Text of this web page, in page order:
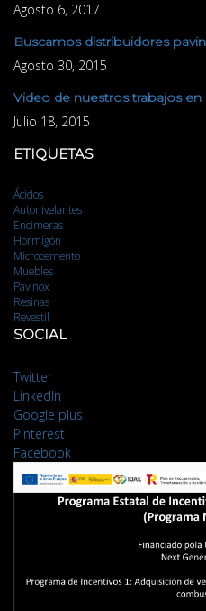
Agosto 6, 2017
Buscamos distribuidores
Agosto 30, 2015
Video de nuestros trabajos
Julio 18, 2015
ETIQUETAS
Ácidos
Autonivelantes
Encimeras
Hormigón
Microcemento
Muebles
Pavinox
Resinas
Revestil
SOCIAL
Twitter
LinkedIn
Google plus
Pinterest
Facebook